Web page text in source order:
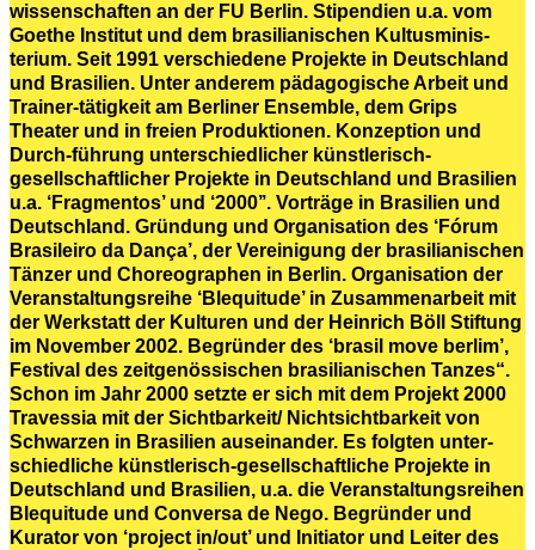
wissenschaften an der FU Berlin. Stipendien u.a. vom
Goethe Institut und dem brasilianischen Kultusminis-
terium. Seit 1991 verschiedene Projekte in Deutschland
und Brasilien. Unter anderem pädagogische Arbeit und
Trainer-tätigkeit am Berliner Ensemble, dem Grips
Theater und in freien Produktionen. Konzeption und
Durch-führung unterschiedlicher künstlerisch-
gesellschaftlicher Projekte in Deutschland und Brasilien
u.a. ‘Fragmentos’ und ‘2000’’. Vorträge in Brasilien und
Deutschland. Gründung und Organisation des ‘Fórum
Brasileiro da Dança’, der Vereinigung der brasilianischen
Tänzer und Choreographen in Berlin. Organisation der
Veranstaltungsreihe ‘Blequitude’ in Zusammenarbeit mit
der Werkstatt der Kulturen und der Heinrich Böll Stiftung
im November 2002. Begründer des ‘brasil move berlim’,
Festival des zeitgenössischen brasilianischen Tanzes“.
Schon im Jahr 2000 setzte er sich mit dem Projekt 2000
Travessia mit der Sichtbarkeit/ Nichtsichtbarkeit von
Schwarzen in Brasilien auseinander. Es folgten unter-
schiedliche künstlerisch-gesellschaftliche Projekte in
Deutschland und Brasilien, u.a. die Veranstaltungsreihen
Blequitude und Conversa de Nego. Begründer und
Kurator von ‘project in/out’ und Initiator und Leiter des